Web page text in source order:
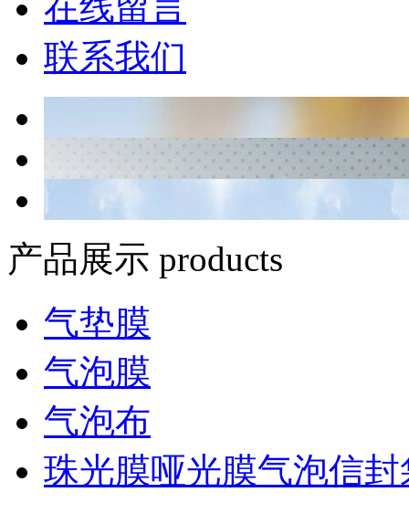
联系我们
产品展示 products
气垫膜
气泡膜
气泡布
珠光膜哑光膜气泡信封